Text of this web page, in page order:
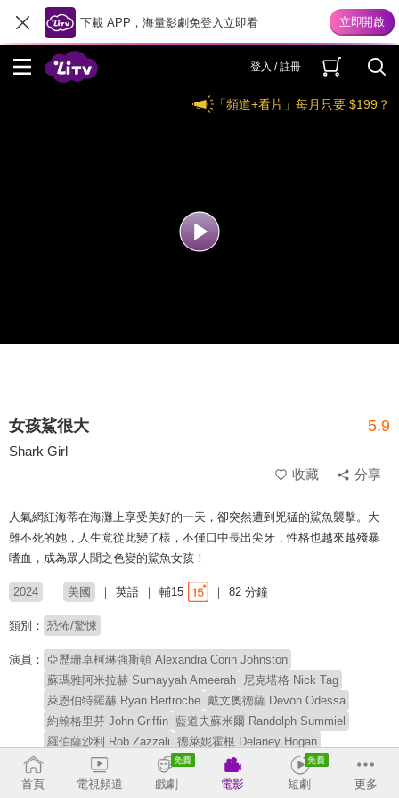
下載 APP，海量影劇免登入立即看
登入 / 註冊
「頻道+看片」每月只要 $199？
女孩鯊很大 5.9
Shark Girl
收藏
分享
人氣網紅海蒂在海灘上享受美好的一天，卻突然遭到兇猛的鯊魚襲擊。大
難不死的她，人生竟從此變了樣，不僅口中長出尖牙，性格也越來越殘暴
嗜血，成為眾人聞之色變的鯊魚女孩！
2024 美國 英語 輔15 82 分鐘
類別： 恐怖/驚悚
演員： 亞歷珊卓柯琳強斯頓 Alexandra Corin Johnston
蘇瑪雅阿米拉赫 Sumayyah Ameerah 尼克塔格 Nick Tag
萊恩伯特羅赫 Ryan Bertroche 戴文奧德薩 Devon Odessa
約翰格里芬 John Griffin 藍道夫蘇米爾 Randolph Summiel
羅伯薩沙利 Rob Zazzali 德萊妮霍根 Delaney Hogan
史考特康納斯 Scott Connors
派翠克路易斯 Patrick Luwis
首頁 電視頻道 戲劇 電影 短劇 更多